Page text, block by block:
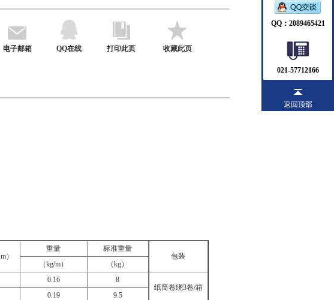
电子邮箱 QQ在线 打印此页 收藏此页
m）
重量
标准重量
包装
（kg/m） （kg）
0.16
8
纸筒卷绕3卷/箱
0.19
9.5
QQ：2089465421
021-57712166
返回顶部